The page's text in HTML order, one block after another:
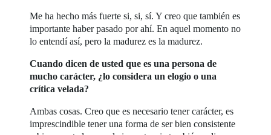
Me ha hecho más fuerte si, si, sí. Y creo que también es
importante haber pasado por ahí. En aquel momento no
lo entendí así, pero la madurez es la madurez.
Cuando dicen de usted que es una persona de
mucho carácter, ¿lo considera un elogio o una
crítica velada?
Ambas cosas. Creo que es necesario tener carácter, es
imprescindible tener una forma de ser bien consistente